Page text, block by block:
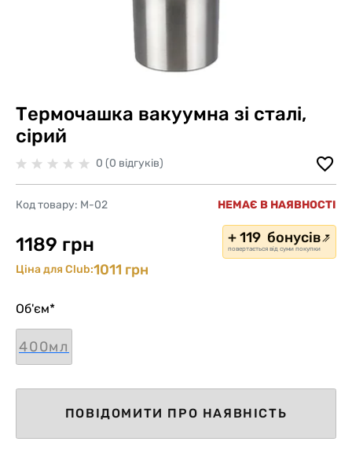
Термочашка вакуумна зі сталі,
сірий
0 (0 відгуків)
Код товару: M-02 НЕМАЄ В НАЯВНОСТІ
1189 грн + 119 бонусів
повертається від суми покупки
Ціна для Club:1011 грн
Об'єм*
400мл
ПОВІДОМИТИ ПРО НАЯВНІСТЬ